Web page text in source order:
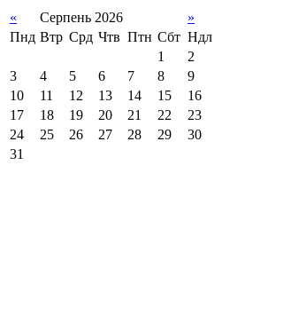
« Серпень 2026
»
Пнд Втр Срд Чтв Птн Сбт Ндл
1
2
3
4 5 6 7 8
9
10
11 12 13 14 15
16
17
18 19 20 21 22
23
24
25 26 27 28 29
30
31